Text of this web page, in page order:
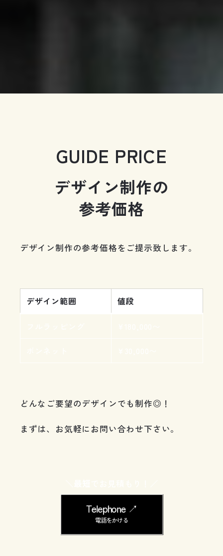
GUIDE PRICE
デザイン制作の
参考価格
デザイン制作の参考価格をご提示致します。
デザイン範囲 値段
どんなご要望のデザインでも制作◎！
まずは、お気軽にお問い合わせ下さい。
Telephone ↗︎
電話をかける